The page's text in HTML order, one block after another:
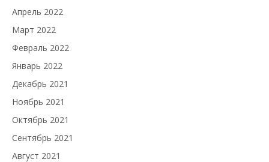
Апрель 2022
Март 2022
Февраль 2022
Январь 2022
Декабрь 2021
Ноябрь 2021
Октябрь 2021
Сентябрь 2021
Август 2021